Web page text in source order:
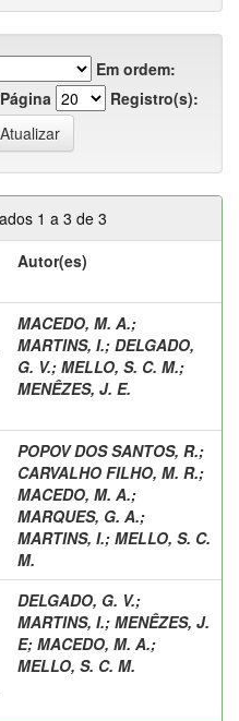
Em ordem:
Registro(s):
1 a 3 de 3
Autor(es)
MACEDO, M. A.;
MARTINS, I.; DELGADO,
G. V.; MELLO, S. C. M.;
MENÊZES, J. E.
POPOV DOS SANTOS, R.;
CARVALHO FILHO, M. R.;
MACEDO, M. A.;
MARQUES, G. A.;
MARTINS, I.; MELLO, S. C.
M.
DELGADO, G. V.;
MARTINS, I.; MENÊZES, J.
E; MACEDO, M. A.;
MELLO, S. C. M.